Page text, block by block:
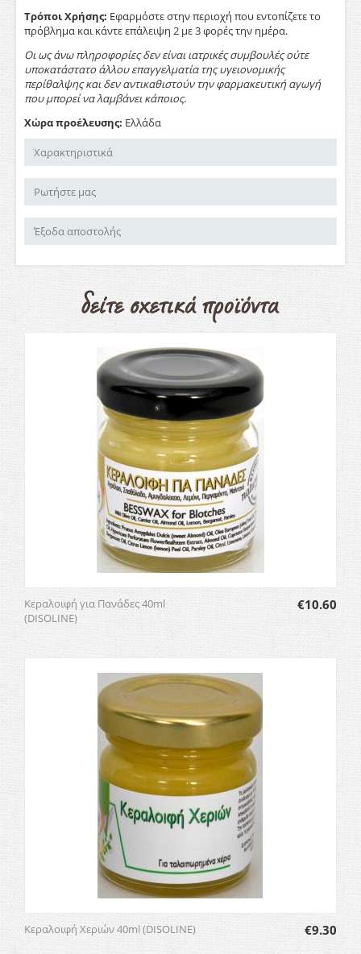
Τρόποι Χρήσης: Εφαρμόστε στην περιοχή που εντοπίζετε το
πρόβλημα και κάντε επάλειψη 2 με 3 φορές την ημέρα.
Οι ως άνω πληροφορίες δεν είναι ιατρικές συμβουλές ούτε
υποκατάστατο άλλου επαγγελματία της υγειονομικής
περίθαλψης και δεν αντικαθιστούν την φαρμακευτική αγωγή
που μπορεί να λαμβάνει κάποιος.
Χώρα προέλευσης: Ελλάδα
Χαρακτηριστικά
Ρωτήστε μας
Έξοδα αποστολής
Κεραλοιφή για Πανάδες 40ml
(DISOLINE)
€10.60
Κεραλοιφή Χεριών 40ml (DISOLINE) €9.30